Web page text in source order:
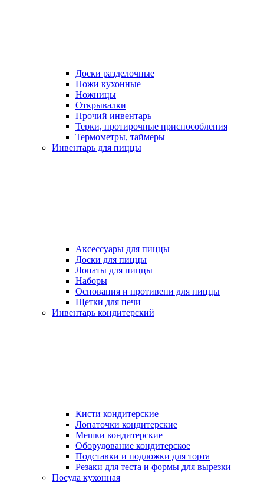
Доски разделочные
Ножи кухонные
Ножницы
Открывалки
Прочий инвентарь
Терки, протирочные приспособления
Термометры, таймеры
Инвентарь для пиццы
Аксессуары для пиццы
Доски для пиццы
Лопаты для пиццы
Наборы
Основания и противени для пиццы
Щетки для печи
Инвентарь кондитерский
Кисти кондитерские
Лопаточки кондитерские
Мешки кондитерские
Оборудование кондитерское
Подставки и подложки для торта
Резаки для теста и формы для вырезки
Посуда кухонная